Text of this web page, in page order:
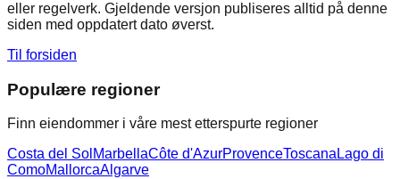
eller regelverk. Gjeldende versjon publiseres alltid på denne
siden med oppdatert dato øverst.
Til forsiden
Populære regioner
Finn eiendommer i våre mest etterspurte regioner
Costa del Sol MarbellaCôte d'AzurProvenceToscanaLago di
ComoMallorcaAlgarve